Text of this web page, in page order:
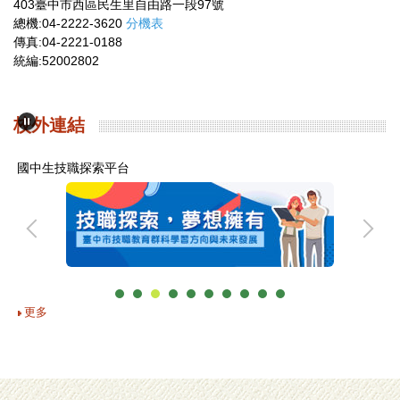
403臺中市西區民生里自由路一段97號
總機:04-2222-3620 分機表
傳真:04-2221-0188
統編:52002802
校外連結
國中生技職探索平台
更多